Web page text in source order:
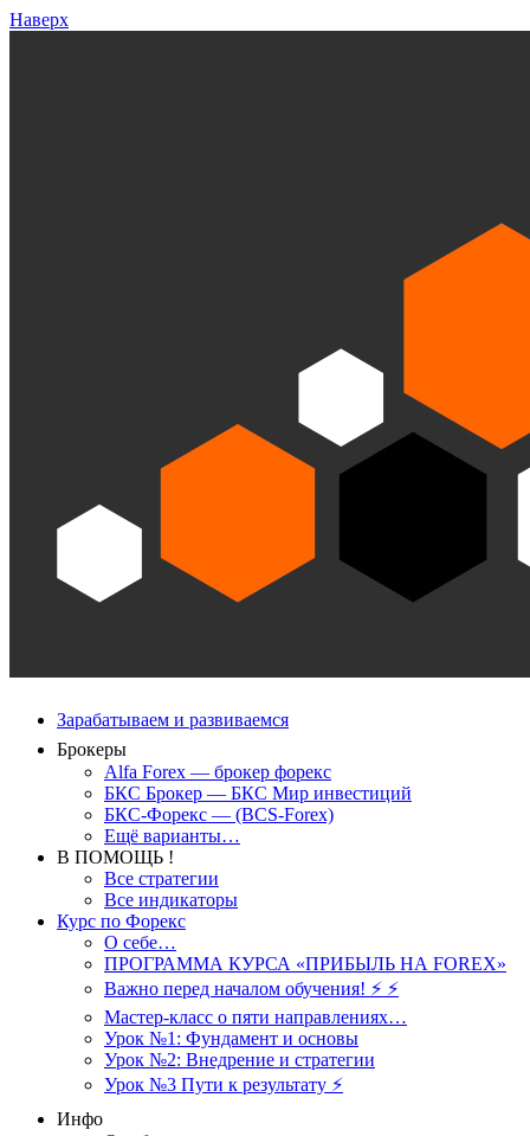
Наверх
Зарабатываем и развиваемся
Брокеры
Alfa Forex — брокер форекс
БКС Брокер — БКС Мир инвестиций
БКС-Форекс — (BCS-Forex)
Ещё варианты…
В ПОМОЩЬ !
Все стратегии
Все индикаторы
Курс по Форекс
О себе…
ПРОГРАММА КУРСА «ПРИБЫЛЬ НА FOREX»
Важно перед началом обучения! ⚡ ⚡
Мастер-класс о пяти направлениях…
Урок №1: Фундамент и основы
Урок №2: Внедрение и стратегии
Урок №3 Пути к результату ⚡️
Инфо